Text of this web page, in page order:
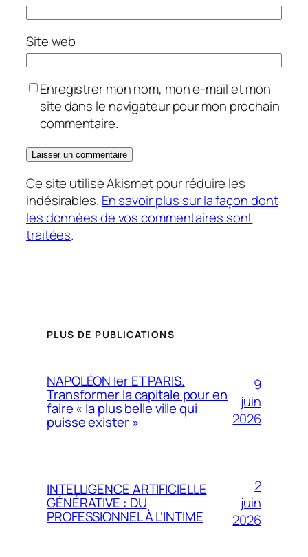
Site web
Enregistrer mon nom, mon e-mail et mon
site dans le navigateur pour mon prochain
commentaire.
Ce site utilise Akismet pour réduire les
indésirables. En savoir plus sur la façon dont
les données de vos commentaires sont
traitées.
PLUS DE PUBLICATIONS
NAPOLÉON Ier ET PARIS.
Transformer la capitale pour en
faire « la plus belle ville qui
puisse exister »
9
juin
2026
INTELLIGENCE ARTIFICIELLE
GÉNÉRATIVE : DU
PROFESSIONNEL À L’INTIME
2
juin
2026